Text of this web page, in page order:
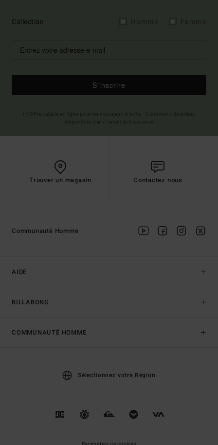
Collection
S'inscrire
Trouver un magasin Contactez nous
AIDE
BILLABONG
Communauté Homme
COMMUNAUTÉ HOMME
Sélectionnez votre Région